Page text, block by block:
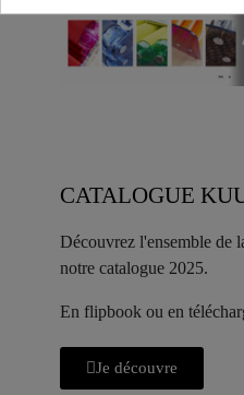
CATALOGUE
Découvrez l'ensemble
notre catalogue 2025.
En flipbook ou en
Je découvre